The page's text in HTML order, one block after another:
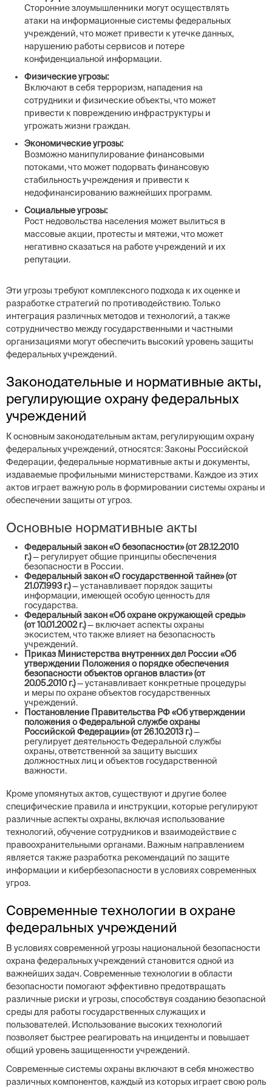
Сторонние злоумышленники могут осуществлять
атаки на информационные системы федеральных
учреждений, что может привести к утечке данных,
нарушению работы сервисов и потере
конфиденциальной информации.
Физические угрозы:
Включают в себя терроризм, нападения на
сотрудники и физические объекты, что может
привести к повреждению инфраструктуры и
угрожать жизни граждан.
Экономические угрозы:
Возможно манипулирование финансовыми
потоками, что может подорвать финансовую
стабильность учреждения и привести к
недофинансированию важнейших программ.
Социальные угрозы:
Рост недовольства населения может вылиться в
массовые акции, протесты и мятежи, что может
негативно сказаться на работе учреждений и их
репутации.
Эти угрозы требуют комплексного подхода к их оценке и
разработке стратегий по противодействию. Только
интеграция различных методов и технологий, а также
сотрудничество между государственными и частными
организациями могут обеспечить высокий уровень защиты
федеральных учреждений.
Законодательные и нормативные акты,
регулирующие охрану федеральных
учреждений
К основным законодательным актам, регулирующим охрану
федеральных учреждений, относятся: Законы Российской
Федерации, федеральные нормативные акты и документы,
издаваемые профильными министерствами. Каждое из этих
актов играет важную роль в формировании системы охраны и
обеспечении защиты от угроз.
Основные нормативные акты
Федеральный закон «О безопасности» (от 28.12.2010
г.)— регулирует общие принципы обеспечения
безопасности в России.
Федеральный закон «О государственной тайне» (от
21.07.1993 г.)— устанавливает порядок защиты
информации, имеющей особую ценность для
государства.
Федеральный закон «Об охране окружающей среды»
(от 10.01.2002 г.)— включает аспекты охраны
экосистем, что также влияет на безопасность
учреждений.
Приказ Министерства внутренних дел России «Об
утверждении Положения о порядке обеспечения
безопасности объектов органов власти» (от
20.05.2010 г.)— устанавливает конкретные процедуры
и меры по охране объектов государственных
учреждений.
Постановление Правительства РФ «Об утверждении
положения о Федеральной службе охраны
Российской Федерации» (от 26.10.2013 г.)—
регулирует деятельность Федеральной службы
охраны, ответственной за защиту высших
должностных лиц и объектов государственной
важности.
Кроме упомянутых актов, существуют и другие более
специфические правила и инструкции, которые регулируют
различные аспекты охраны, включая использование
технологий, обучение сотрудников и взаимодействие с
правоохранительными органами. Важным направлением
является также разработка рекомендаций по защите
информации и кибербезопасности в условиях современных
угроз.
Современные технологии в охране
федеральных учреждений
В условиях современной угрозы национальной безопасности
охрана федеральных учреждений становится одной из
важнейших задач. Современные технологии в области
безопасности помогают эффективно предотвращать
различные риски и угрозы, способствуя созданию безопасной
среды для работы государственных служащих и
пользователей. Использование высоких технологий
позволяет быстрее реагировать на инциденты и повышает
общий уровень защищенности учреждений.
Современные системы охраны включают в себя множество
различных компонентов, каждый из которых играет свою роль